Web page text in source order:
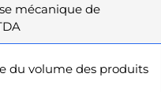
mécanique de
du volume des produits